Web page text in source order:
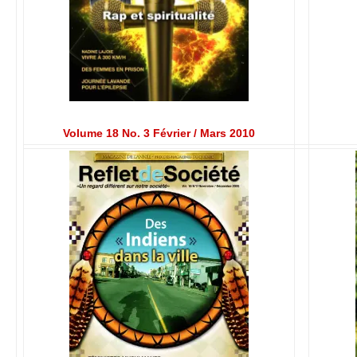
Volume 18 No. 3 Février / Mars 2010